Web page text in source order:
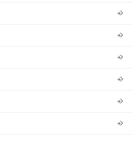
＋
＋
＋
＋
＋
＋